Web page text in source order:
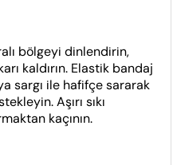
bölgeyi dinlendirin,
kaldırın. Elastik bandaj
sargı ile hafifçe sararak
Aşırı sıkı
kaçının.